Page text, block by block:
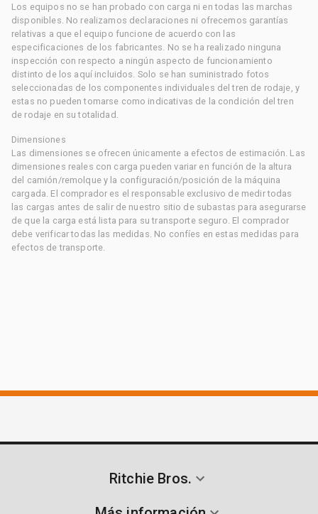
Los equipos no se han probado con carga ni en todas las marchas
disponibles. No realizamos declaraciones ni ofrecemos garantías
relativas a que el equipo funcione de acuerdo con las
especificaciones de los fabricantes. No se ha realizado ninguna
inspección con respecto a ningún aspecto de funcionamiento
distinto de los aquí incluidos. Solo se han suministrado fotos
seleccionadas de los componentes individuales del tren de rodaje, y
estas no pueden tomarse como indicativas de la condición del tren
de rodaje en su totalidad.
Dimensiones
Las dimensiones se ofrecen únicamente a efectos de estimación. Las
dimensiones reales con carga pueden variar en función de la altura
del camión/remolque y la configuración/posición de la máquina
cargada. El comprador es el responsable exclusivo de medir todas
las cargas antes de salir de nuestro sitio de subastas para asegurarse
de que la carga está lista para su transporte seguro. El comprador
debe verificar todas las medidas. No confíes en estas medidas para
efectos de transporte.
Ritchie Bros.